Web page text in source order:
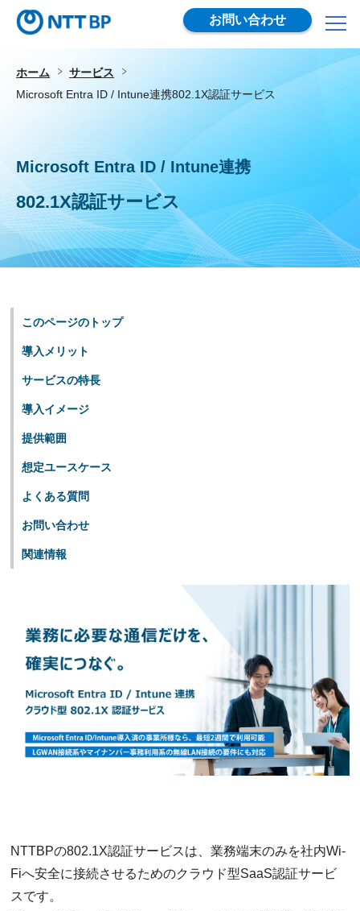
お問い合わせ
ホーム
サービス
Microsoft Entra ID / Intune連携802.1X認証サービス
Microsoft Entra ID / Intune連携
802.1X認証サービス
このページのトップ
導入メリット
サービスの特長
導入イメージ
提供範囲
想定ユースケース
よくある質問
お問い合わせ
関連情報
NTTBPの802.1X認証サービスは、業務端末のみを社内Wi-
Fiへ安全に接続させるためのクラウド型SaaS認証サービ
スです。